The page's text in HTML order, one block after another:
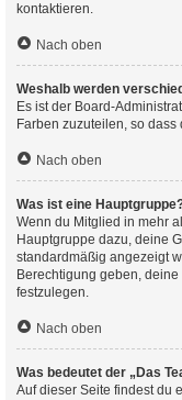
kontaktieren.
Nach oben
Weshalb werden
Es ist der Board-
Farben zuzuteilen, so
Nach oben
Was ist eine
Wenn du Mitglied in mehr
Hauptgruppe dazu, deine
standardmäßig angezeigt
Berechtigung geben,
festzulegen.
Nach oben
Was bedeutet der „Das
Auf dieser Seite findest du